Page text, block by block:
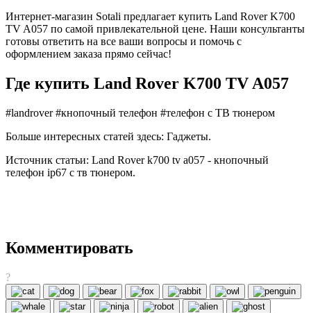
Интернет-магазин Sotali предлагает купить Land Rover K700
TV A057 по самой привлекательной цене. Наши консультанты
готовы ответить на все ваши вопросы и помочь с
оформлением заказа прямо сейчас!
Где купить Land Rover K700 TV A057
#landrover #кнопочный телефон #телефон с ТВ тюнером
Больше интересных статей здесь: Гаджеты.
Источник статьи: Land Rover k700 tv a057 - кнопочный
телефон ip67 с тв тюнером.
Комментировать
?